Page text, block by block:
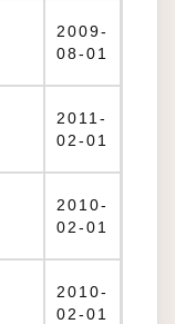
2009-
08-01
2011-
02-01
2010-
02-01
2010-
02-01